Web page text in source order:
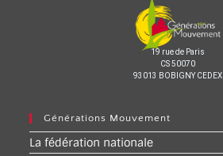
19 rue de Paris
CS 50070
93013 BOBIGNY CEDEX
Générations Mouvement
La fédération nationale